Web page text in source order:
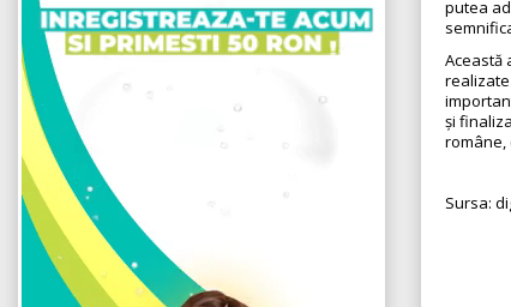
putea
Această
și
române,
Sursa: